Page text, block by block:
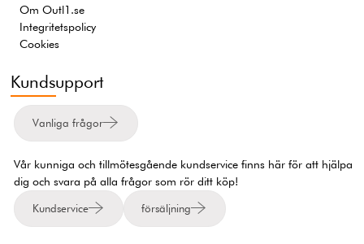
Om Outl1.se
Integritetspolicy
Cookies
Kundsupport
Vanliga frågor
Vår kunniga och tillmötesgående kundservice finns här för att hjälpa
dig och svara på alla frågor som rör ditt köp!
Kundservice försäljning